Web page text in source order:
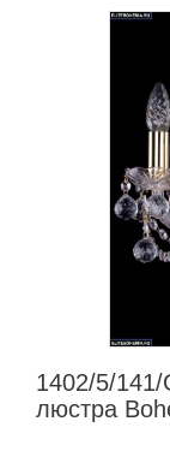
1402/5/141/
люстра